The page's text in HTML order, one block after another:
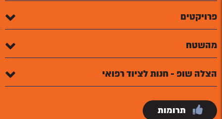
פרויקטים
מהשטח
הצלה שופ - חנות לציוד רפואי
תרומות